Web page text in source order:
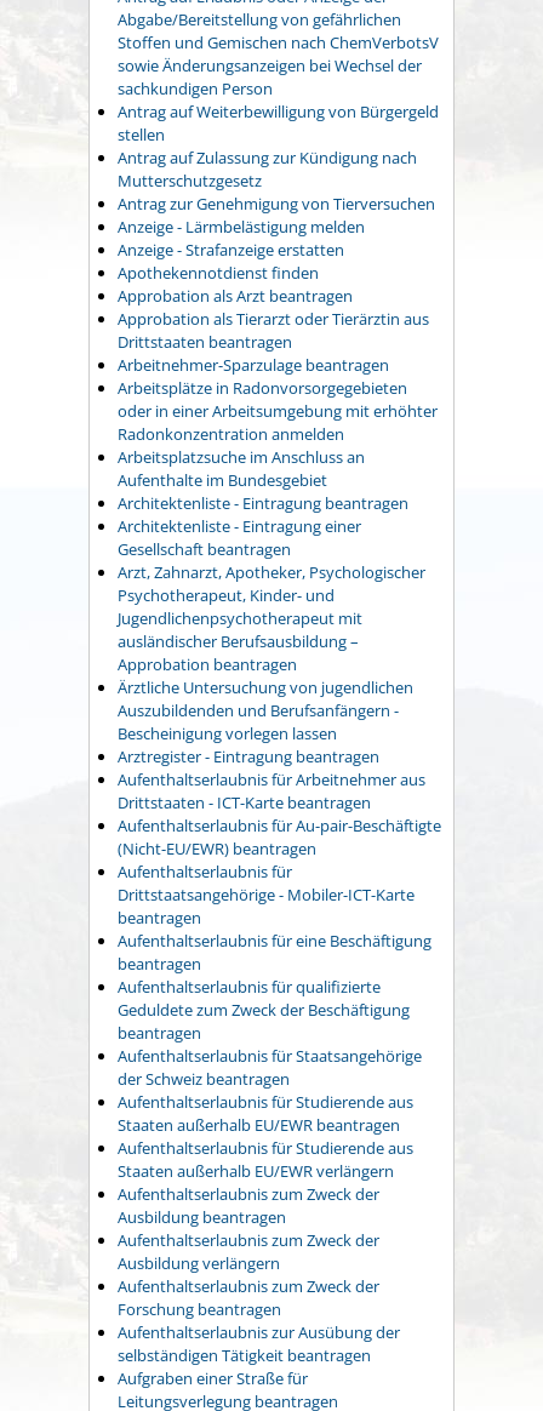
Abgabe/Bereitstellung von gefährlichen
Stoffen und Gemischen nach ChemVerbotsV
sowie Änderungsanzeigen bei Wechsel der
sachkundigen Person
Antrag auf Weiterbewilligung von Bürgergeld
stellen
Antrag auf Zulassung zur Kündigung nach
Mutterschutzgesetz
Antrag zur Genehmigung von Tierversuchen
Anzeige - Lärmbelästigung melden
Anzeige - Strafanzeige erstatten
Apothekennotdienst finden
Approbation als Arzt beantragen
Approbation als Tierarzt oder Tierärztin aus
Drittstaaten beantragen
Arbeitnehmer-Sparzulage beantragen
Arbeitsplätze in Radonvorsorgegebieten
oder in einer Arbeitsumgebung mit erhöhter
Radonkonzentration anmelden
Arbeitsplatzsuche im Anschluss an
Aufenthalte im Bundesgebiet
Architektenliste - Eintragung beantragen
Architektenliste - Eintragung einer
Gesellschaft beantragen
Arzt, Zahnarzt, Apotheker, Psychologischer
Psychotherapeut, Kinder- und
Jugendlichenpsychotherapeut mit
ausländischer Berufsausbildung –
Approbation beantragen
Ärztliche Untersuchung von jugendlichen
Auszubildenden und Berufsanfängern -
Bescheinigung vorlegen lassen
Arztregister - Eintragung beantragen
Aufenthaltserlaubnis für Arbeitnehmer aus
Drittstaaten - ICT-Karte beantragen
Aufenthaltserlaubnis für Au-pair-Beschäftigte
(Nicht-EU/EWR) beantragen
Aufenthaltserlaubnis für
Drittstaatsangehörige - Mobiler-ICT-Karte
beantragen
Aufenthaltserlaubnis für eine Beschäftigung
beantragen
Aufenthaltserlaubnis für qualifizierte
Geduldete zum Zweck der Beschäftigung
beantragen
Aufenthaltserlaubnis für Staatsangehörige
der Schweiz beantragen
Aufenthaltserlaubnis für Studierende aus
Staaten außerhalb EU/EWR beantragen
Aufenthaltserlaubnis für Studierende aus
Staaten außerhalb EU/EWR verlängern
Aufenthaltserlaubnis zum Zweck der
Ausbildung beantragen
Aufenthaltserlaubnis zum Zweck der
Ausbildung verlängern
Aufenthaltserlaubnis zum Zweck der
Forschung beantragen
Aufenthaltserlaubnis zur Ausübung der
selbständigen Tätigkeit beantragen
Aufgraben einer Straße für
Leitungsverlegung beantragen